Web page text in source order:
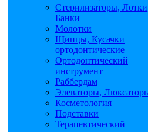
Стерилизаторы,
Банки
Молотки
Щипцы, Кусачки
ортодонтические
Ортодонтический
инструмент
Раббердам
Элеваторы,
Косметология
Подставки
Терапевтический